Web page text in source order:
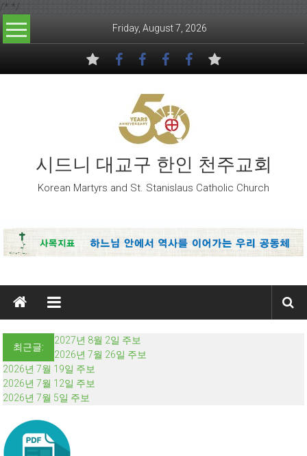
/* */
Skip to content
Friday, August 7, 2026
시드니 대교구 한인 천주교회
Korean Martyrs and St. Stanislaus Catholic Church
최근글:
2027년 8월 2일 주보
2026년 7월 26일 주보
2026년 7월 19일 주보
2026년 7월 12일 주보
2026년 7월 5일 주보